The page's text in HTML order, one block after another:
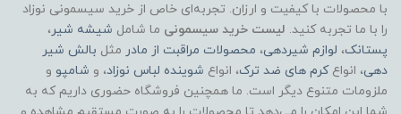
با محصولات با کیفیت و ارزان. تجربه‌ای خاص از خرید سیسمونی نوزاد
را با ما تجربه کنید. لیست خرید سیسمونی ما شامل شیشه شیر،
پستانک، لوازم شیردهی، محصولات مراقبت از مادر مثل بالش شیر
دهی، انواعکرم های ضد ترک، انواع شوینده لباس نوزاد، و شامپو و
ملزومات متنوع دیگر است. ما همچنین فروشگاه حضوری داریم که به